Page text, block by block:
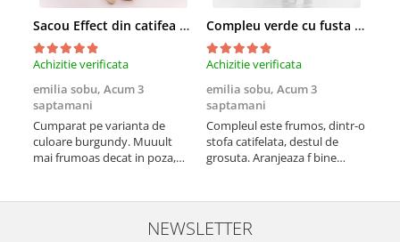
Sacou Effect din catifea neelastica albastru royal
Achizitie verificata
emilia sobu, Acum 3
saptamani
Cumparat pe varianta de
culoare burgundy. Muuult
mai frumoas decat in poza,
Compleu verde cu fusta conica si broderie
Achizitie verificata
emilia sobu, Acum 3
saptamani
Compleul este frumos, dintr-o
stofa catifelata, destul de
grosuta. Aranjeaza f bine
culoare)
NEWSLETTER